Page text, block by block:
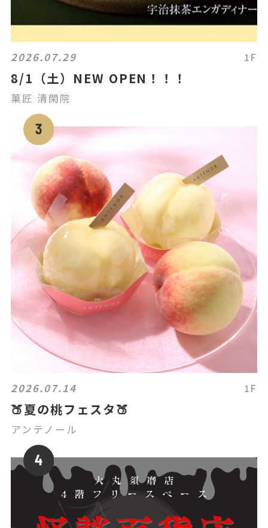
2026.07.29 1F
8/1（土）NEW OPEN！！！
菓匠 清閑院
2026.07.14 1F
🍑夏の桃フェスタ🍑
アンテノール